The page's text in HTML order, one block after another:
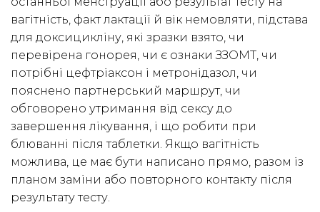
вагітність, факт лактації й вік немовляти, підстава
для доксицикліну, які зразки взято, чи
перевірена гонорея, чи є ознаки ЗЗОМТ, чи
потрібні цефтріаксон і метронідазол, чи
пояснено партнерський маршрут, чи
обговорено утримання від сексу до
завершення лікування, і що робити при
блюванні після таблетки. Якщо вагітність
можлива, це має бути написано прямо, разом із
планом заміни або повторного контакту після
результату тесту.